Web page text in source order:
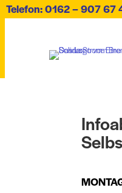
Telefon: 0162 – 907 67